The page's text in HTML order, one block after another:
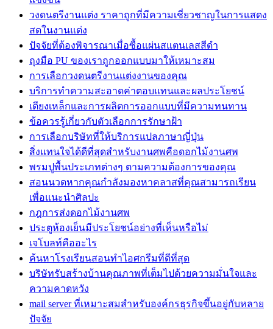
วงดนตรีงานแต่ง ราคาถูกที่มีความเชี่ยวชาญในการแสดง
สดในงานแต่ง
ปัจจัยที่ต้องพิจารณาเมื่อซื้อแผ่นสแตนเลสสีดำ
ถุงมือ PU ของเราถูกออกแบบมาให้เหมาะสม
การเลือกวงดนตรีงานแต่งงานของคุณ
บริการทำความสะอาดค่าตอบแทนและผลประโยชน์
เตียงเหล็กและการผลิตการออกแบบที่มีความทนทาน
ข้อควรรู้เกี่ยวกับตัวเลือกการรักษาฝ้า
การเลือกบริษัทที่ให้บริการแปลภาษาญี่ปุ่น
สิ่งแทนใจได้ดีที่สุดสำหรับงานศพคือดอกไม้งานศพ
พรมปูพื้นประเภทต่างๆ ตามความต้องการของคุณ
สอนนวดหากคุณกำลังมองหาคลาสที่คุณสามารถเรียน
เพื่อแนะนำศิลปะ
กฎการส่งดอกไม้งานศพ
ประตูห้องเย็นมีประโยชน์อย่างที่เห็นหรือไม่
เจโบลท์คืออะไร
ค้นหาโรงเรียนสอนทำไอศกรีมที่ดีที่สุด
บริษัทรับสร้างบ้านคุณภาพที่เต็มไปด้วยความมั่นใจและ
ความคาดหวัง
mail server ที่เหมาะสมสำหรับองค์กรธุรกิจขึ้นอยู่กับหลาย
ปัจจัย